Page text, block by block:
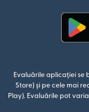
Evaluările aplicației
Store) și pe cele mai
Play). Evaluările pot